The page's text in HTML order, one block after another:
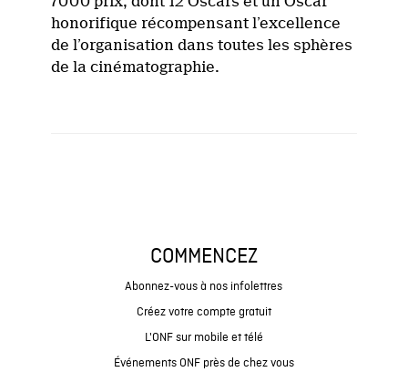
honorifique récompensant l’excellence
de l’organisation dans toutes les sphères
de la cinématographie.
COMMENCEZ
Abonnez-vous à nos infolettres
Créez votre compte gratuit
L'ONF sur mobile et télé
Événements ONF près de chez vous